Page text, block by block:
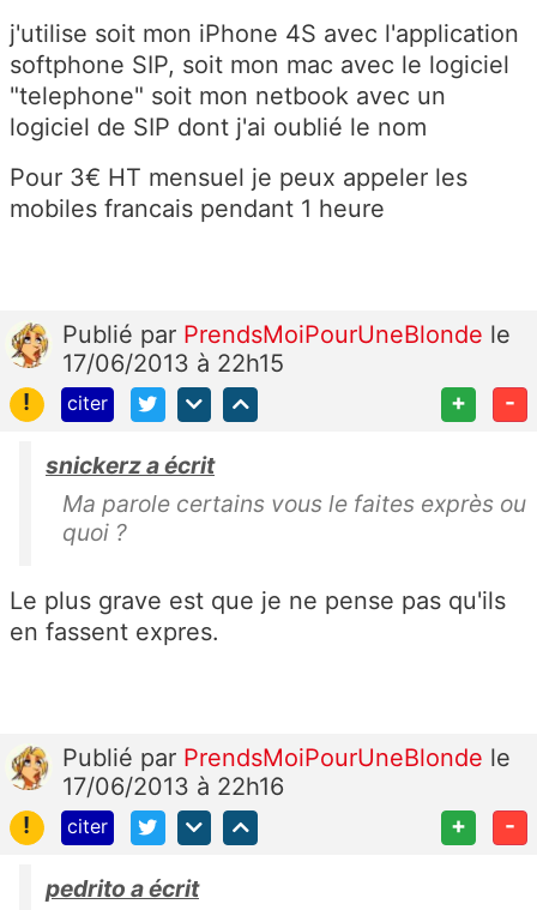
j'utilise soit mon iPhone 4S avec l'application
softphone SIP, soit mon mac avec le logiciel
"telephone" soit mon netbook avec un
logiciel de SIP dont j'ai oublié le nom
Pour 3€ HT mensuel je peux appeler les
mobiles francais pendant 1 heure
Publié par PrendsMoiPourUneBlonde le
17/06/2013 à 22h15
!
citer + -
snickerz a écrit
Ma parole certains vous le faites exprès ou
quoi ?
Le plus grave est que je ne pense pas qu'ils
en fassent expres.
Publié par PrendsMoiPourUneBlonde le
17/06/2013 à 22h16
!
citer + -
pedrito a écrit